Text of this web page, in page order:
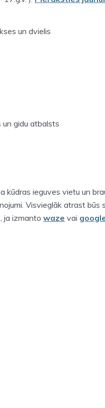
un dvielis
un gidu atbalsts
kūdras ieguves vietu un
Visvieglāk atrast būs
ja izmanto waze vai